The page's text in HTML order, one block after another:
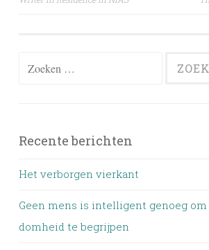
Zoeken
Recente berichten
Het verborgen vierkant
Geen mens is intelligent genoeg
domheid te begrijpen